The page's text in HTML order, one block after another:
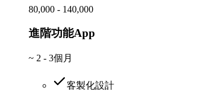
80,000 - 140,000
進階功能App
~ 2 - 3個月
客製化設計